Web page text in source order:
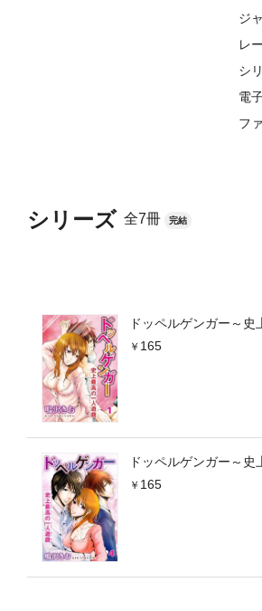
シリーズ 全7冊 完結
ドッペルゲンガー～史
165
ドッペルゲンガー～
165
ジ
レ
シ
電
フ